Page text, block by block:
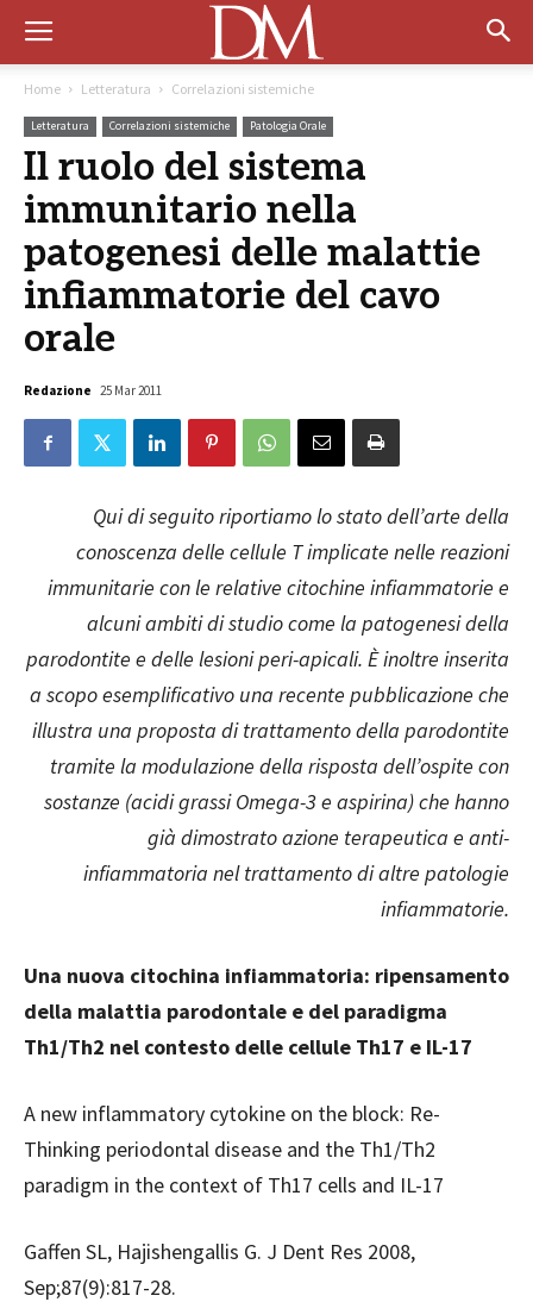
Home Letteratura Correlazioni sistemiche
Letteratura Correlazioni sistemiche Patologia Orale
Il ruolo del sistema
immunitario nella
patogenesi delle malattie
infiammatorie del cavo
orale
Redazione 25 Mar 2011
Qui di seguito riportiamo lo stato dell’arte della
conoscenza delle cellule T implicate nelle reazioni
immunitarie con le relative citochine infiammatorie e
alcuni ambiti di studio come la patogenesi della
parodontite e delle lesioni peri-apicali. È inoltre inserita
a scopo esemplificativo una recente pubblicazione che
illustra una proposta di trattamento della parodontite
tramite la modulazione della risposta dell’ospite con
sostanze (acidi grassi Omega-3 e aspirina) che hanno
già dimostrato azione terapeutica e anti-
infiammatoria nel trattamento di altre patologie
infiammatorie.
Una nuova citochina infiammatoria: ripensamento
della malattia parodontale e del paradigma
Th1/Th2 nel contesto delle cellule Th17 e IL-17
A new inflammatory cytokine on the block: Re-
Thinking periodontal disease and the Th1/Th2
paradigm in the context of Th17 cells and IL-17
Gaffen SL, Hajishengallis G. J Dent Res 2008,
Sep;87(9):817-28.